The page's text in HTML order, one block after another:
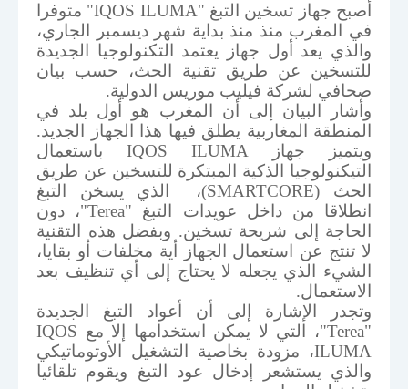
أصبح جهاز تسخين التبغ "IQOS ILUMA" متوفرا
في المغرب منذ منذ بداية شهر ديسمبر الجاري،
والذي يعد أول جهاز يعتمد التكنولوجيا الجديدة
للتسخين عن طريق تقنية الحث، حسب بيان
صحافي لشركة فيليب موريس الدولية.
وأشار البيان إلى أن المغرب هو أول بلد في
المنطقة المغاربية يطلق فيها هذا الجهاز الجديد.
ويتميز جهاز IQOS ILUMA باستعمال
التيكنولوجيا الذكية المبتكرة للتسخين عن طريق
الحث (SMARTCORE)، الذي يسخن التبغ
انطلاقا من داخل عويدات التبغ "Terea"، دون
الحاجة إلى شريحة تسخين. وبفضل هذه التقنية
لا تنتج عن استعمال الجهاز أية مخلفات أو بقايا،
الشيء الذي يجعله لا يحتاج إلى أي تنظيف بعد
الاستعمال.
وتجدر الإشارة إلى أن أعواد التبغ الجديدة
"
Terea"، التي لا يمكن استخدامها إلا مع IQOS
ILUMA، مزودة بخاصية التشغيل الأوتوماتيكي
والذي يستشعر إدخال عود التبغ ويقوم تلقائيا